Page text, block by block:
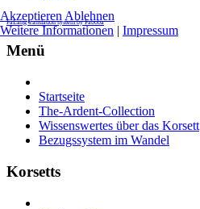
FaLang translation system by Faboba
Menü
Startseite
The-Ardent-Collection
Wissenswertes über das Korsett
Bezugssystem im Wandel
Korsetts
Akzeptieren Ablehnen
Weitere Informationen | Impressum